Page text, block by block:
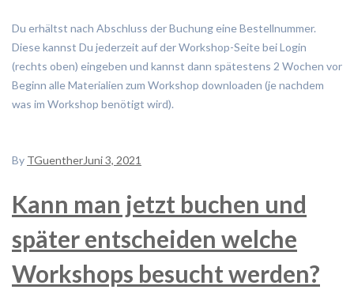
Du erhältst nach Abschluss der Buchung eine Bestellnummer.
Diese kannst Du jederzeit auf der Workshop-Seite bei Login
(rechts oben) eingeben und kannst dann spätestens 2 Wochen vor
Beginn alle Materialien zum Workshop downloaden (je nachdem
was im Workshop benötigt wird).
By TGuentherJuni 3, 2021
Kann man jetzt buchen und
später entscheiden welche
Workshops besucht werden?